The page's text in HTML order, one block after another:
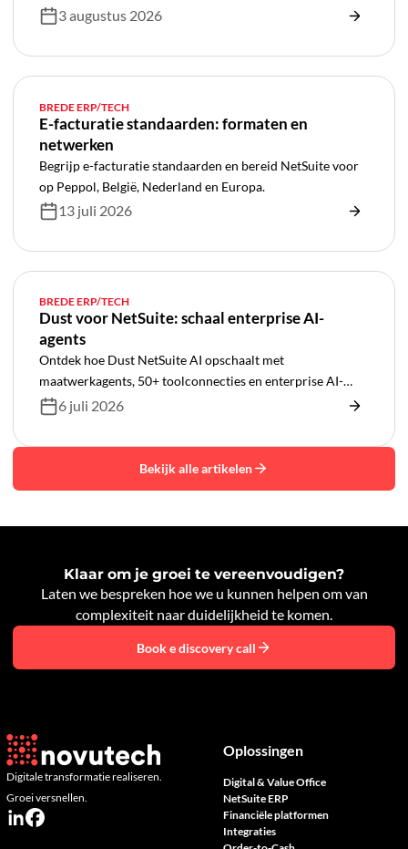
3 augustus 2026
BREDE ERP/TECH
E-facturatie standaarden: formaten en
netwerken
Begrijp e-facturatie standaarden en bereid NetSuite voor
op Peppol, België, Nederland en Europa.
13 juli 2026
BREDE ERP/TECH
Dust voor NetSuite: schaal enterprise AI-
agents
Ontdek hoe Dust NetSuite AI opschaalt met
maatwerkagents, 50+ toolconnecties en enterprise AI-
orkestratie voor je organisatie.
6 juli 2026
Bekijk alle artikelen
Klaar om je groei te vereenvoudigen?
Laten we bespreken hoe we u kunnen helpen om van
complexiteit naar duidelijkheid te komen.
Book e discovery call
Digitale transformatie realiseren.
Groei versnellen.
Oplossingen
Digital & Value Office
NetSuite ERP
Financiële platformen
Integraties